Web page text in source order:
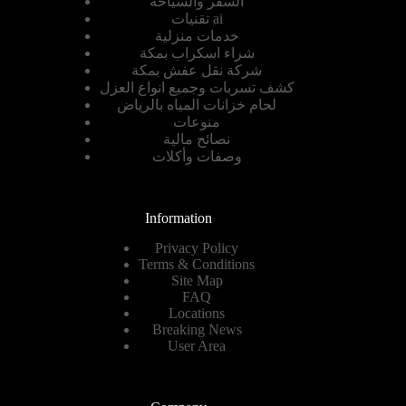
تقنيات ai
خدمات منزلية
شراء اسكراب بمكة
شركة نقل عفش بمكة
كشف تسربات وجميع انواع العزل
لحام خزانات المياه بالرياض
منوعات
نصائح مالية
وصفات وأكلات
Information
Privacy Policy
Terms & Conditions
Site Map
FAQ
Locations
Breaking News
User Area